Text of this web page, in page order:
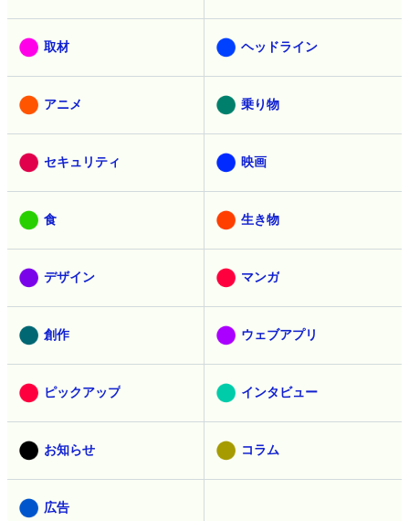
取材 ヘッドライン
アニメ 乗り物
セキュリティ 映画
食 生き物
デザイン マンガ
創作 ウェブアプリ
ピックアップ インタビュー
お知らせ コラム
広告